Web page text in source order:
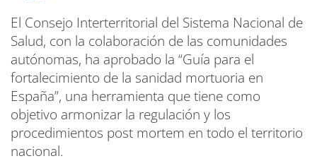
El Consejo Interterritorial del Sistema Nacional de
Salud, con la colaboración de las comunidades
autónomas, ha aprobado la “Guía para el
fortalecimiento de la sanidad mortuoria en
España”, una herramienta que tiene como
objetivo armonizar la regulación y los
procedimientos post mortem en todo el territorio
nacional.